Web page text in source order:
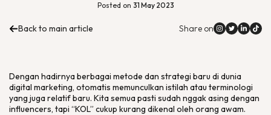
Posted on 31 May 2023
Back to main article Share on
Dengan hadirnya berbagai metode dan strategi baru di dunia
digital marketing, otomatis memunculkan istilah atau terminologi
yang juga relatif baru. Kita semua pasti sudah nggak asing dengan
influencers, tapi “KOL” cukup kurang dikenal oleh orang awam.